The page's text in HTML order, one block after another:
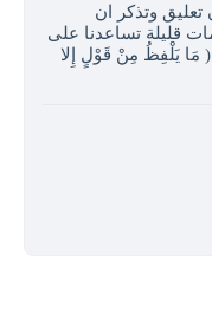
وتذكر ان
قليلة تساعدنا على
مَا يَلْفِظُ مِنْ قَوْلٍ إِلا